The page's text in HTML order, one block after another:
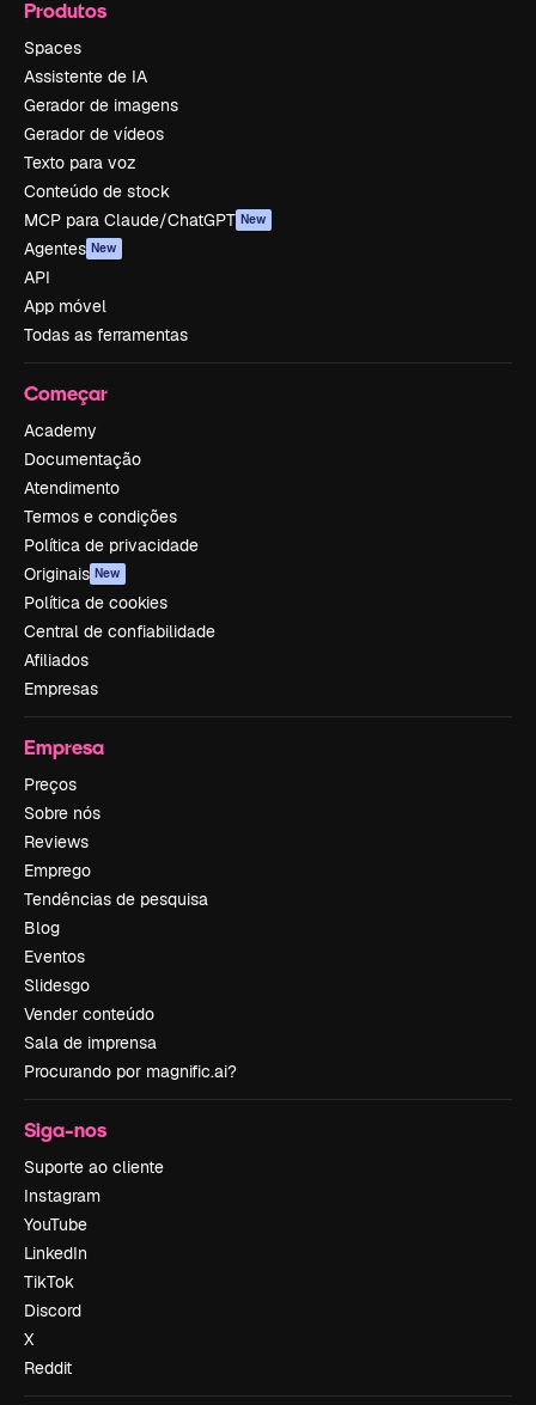
Produtos
Spaces
Assistente de IA
Gerador de imagens
Gerador de vídeos
Texto para voz
Conteúdo de stock
MCP para Claude/ChatGPT New
Agentes New
API
App móvel
Todas as ferramentas
Começar
Academy
Documentação
Atendimento
Termos e condições
Política de privacidade
Originais New
Política de cookies
Central de confiabilidade
Afiliados
Empresas
Empresa
Preços
Sobre nós
Reviews
Emprego
Tendências de pesquisa
Blog
Eventos
Slidesgo
Vender conteúdo
Sala de imprensa
Procurando por magnific.ai?
Siga-nos
Suporte ao cliente
Instagram
YouTube
LinkedIn
TikTok
Discord
X
Reddit